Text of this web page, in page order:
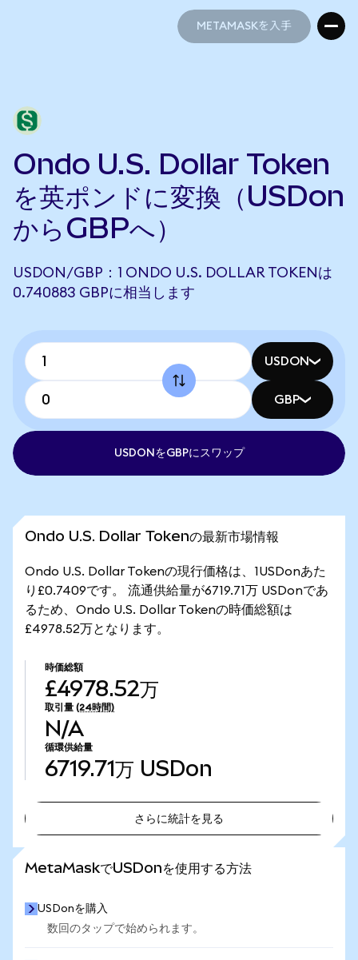
METAMASKを入手
Ondo U.S. Dollar Token
を英ポンドに変換（USDon
からGBPへ）
USDON/GBP：1 ONDO U.S. DOLLAR TOKENは
0.740883 GBPに相当します
USDON
GBP
USDONをGBPにスワップ
Ondo U.S. Dollar Tokenの最新市場情報
Ondo U.S. Dollar Tokenの現行価格は、1USDonあた
り£0.7409です。 流通供給量が6719.71万 USDonであ
るため、Ondo U.S. Dollar Tokenの時価総額は
£4978.52万となります。
時価総額
£4978.52万
取引量 (24時間)
N/A
循環供給量
6719.71万 USDon
さらに統計を見る
MetaMaskでUSDonを使用する方法
USDonを購入
数回のタップで始められます。